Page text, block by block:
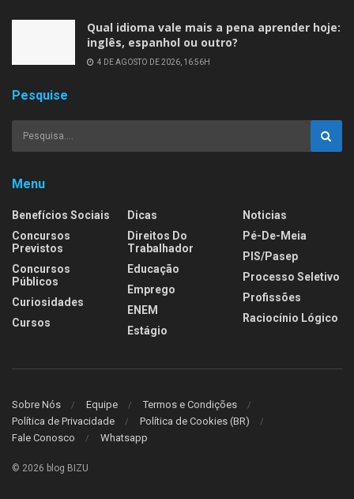
Qual idioma vale mais a pena aprender hoje:
inglês, espanhol ou outro?
4 DE AGOSTO DE 2026, 16:56H
Pesquise
Menu
Benefícios Sociais
Concursos
Previstos
Concursos
Públicos
Curiosidades
Cursos
Dicas
Direitos Do
Trabalhador
Educação
Emprego
ENEM
Estágio
Noticias
Pé-De-Meia
PIS/Pasep
Processo Seletivo
Profissões
Raciocínio Lógico
Sobre Nós Equipe
Termos e Condições
Política de Privacidade
Política de Cookies (BR)
Fale Conosco
Whatsapp
© 2026 blog BIZU